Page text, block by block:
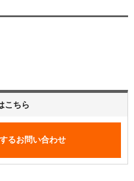
こちら
るお問い合わせ